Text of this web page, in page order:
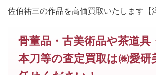
佐伯祐三の作品を高価買取いたします【
骨董品・古美術品や茶道具
本刀等の査定買取は㈱愛研